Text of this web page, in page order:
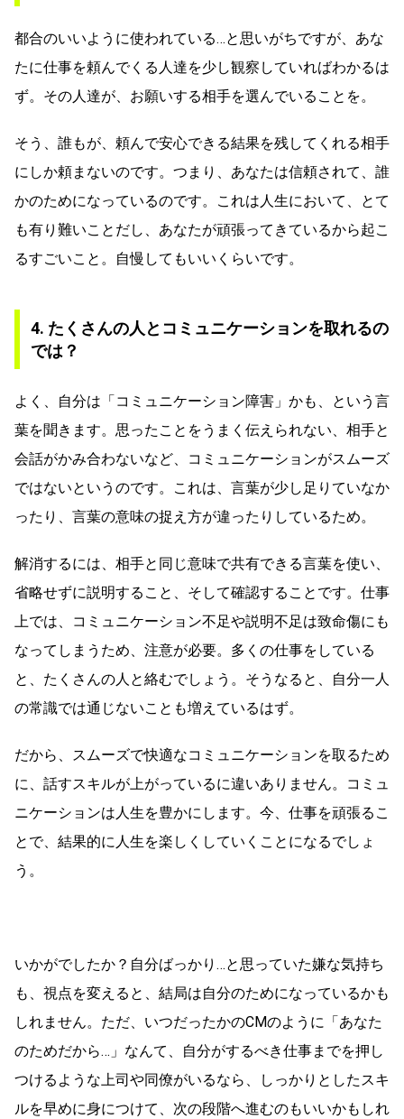
都合のいいように使われている…と思いがちですが、あな
たに仕事を頼んでくる人達を少し観察していればわかるは
ず。その人達が、お願いする相手を選んでいることを。
そう、誰もが、頼んで安心できる結果を残してくれる相手
にしか頼まないのです。つまり、あなたは信頼されて、誰
かのためになっているのです。これは人生において、とて
も有り難いことだし、あなたが頑張ってきているから起こ
るすごいこと。自慢してもいいくらいです。
4. たくさんの人とコミュニケーションを取れるの
では？
よく、自分は「コミュニケーション障害」かも、という言
葉を聞きます。思ったことをうまく伝えられない、相手と
会話がかみ合わないなど、コミュニケーションがスムーズ
ではないというのです。これは、言葉が少し足りていなか
ったり、言葉の意味の捉え方が違ったりしているため。
解消するには、相手と同じ意味で共有できる言葉を使い、
省略せずに説明すること、そして確認することです。仕事
上では、コミュニケーション不足や説明不足は致命傷にも
なってしまうため、注意が必要。多くの仕事をしている
と、たくさんの人と絡むでしょう。そうなると、自分一人
の常識では通じないことも増えているはず。
だから、スムーズで快適なコミュニケーションを取るため
に、話すスキルが上がっているに違いありません。コミュ
ニケーションは人生を豊かにします。今、仕事を頑張るこ
とで、結果的に人生を楽しくしていくことになるでしょ
う。
いかがでしたか？自分ばっかり…と思っていた嫌な気持ち
も、視点を変えると、結局は自分のためになっているかも
しれません。ただ、いつだったかのCMのように「あなた
のためだから…」なんて、自分がするべき仕事までを押し
つけるような上司や同僚がいるなら、しっかりとしたスキ
ルを早めに身につけて、次の段階へ進むのもいいかもしれ